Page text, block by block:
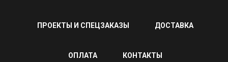
ПРОЕКТЫ И СПЕЦЗАКАЗЫ ДОСТАВКА
ОПЛАТА КОНТАКТЫ